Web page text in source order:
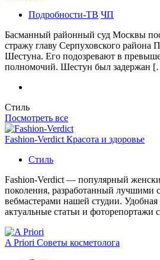
Подробности-ТВ ЧП
Басманный районный суд Москвы
стражу главу Серпуховского района
Шестуна. Его подозревают в
полномочий. Шестун был задержан
Стиль
Посмотреть все
Fashion-Verdict Красота и здоровье
Стиль
Fashion-Verdict — популярный
поколения, разработанный лучшими
вебмастерами нашей студии.
актуальные статьи и
A Priori Советы косметолога